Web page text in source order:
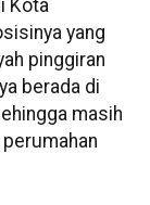
Kota
yang
pinggiran
berada di
masih